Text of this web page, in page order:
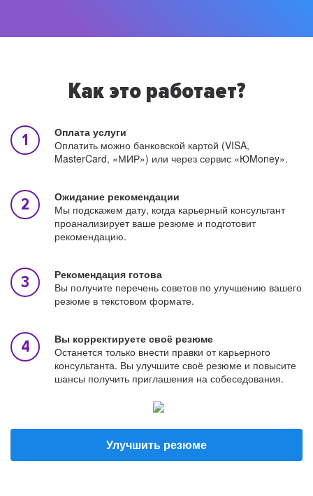
Как это работает?
Оплата услуги
Оплатить можно банковской картой (VISA,
MasterCard, «МИР») или через сервис «ЮMoney».
Ожидание рекомендации
Мы подскажем дату, когда карьерный консультант
проанализирует ваше резюме и подготовит
рекомендацию.
Рекомендация готова
Вы получите перечень советов по улучшению вашего
резюме в текстовом формате.
Вы корректируете своё резюме
Останется только внести правки от карьерного
консультанта. Вы улучшите своё резюме и повысите
шансы получить приглашения на собеседования.
Улучшить резюме